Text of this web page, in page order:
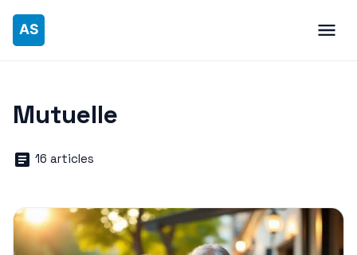
Mutuelle
16 articles